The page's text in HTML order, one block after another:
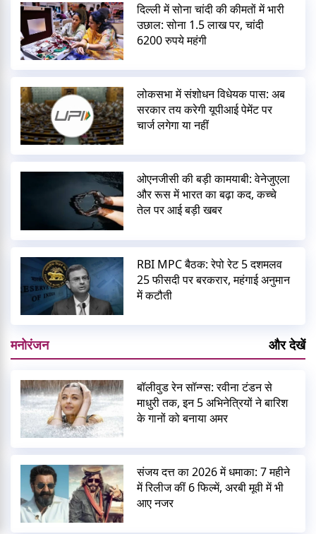
दिल्ली में सोना चांदी की कीमतों में भारी
उछाल: सोना 1.5 लाख पर, चांदी
6200 रुपये महंगी
लोकसभा में संशोधन विधेयक पास: अब
सरकार तय करेगी यूपीआई पेमेंट पर
चार्ज लगेगा या नहीं
ओएनजीसी की बड़ी कामयाबी: वेनेजुएला
और रूस में भारत का बढ़ा कद, कच्चे
तेल पर आई बड़ी खबर
RBI MPC बैठक: रेपो रेट 5 दशमलव
25 फीसदी पर बरकरार, महंगाई अनुमान
में कटौती
मनोरंजन और देखें
बॉलीवुड रेन सॉन्ग्स: रवीना टंडन से
माधुरी तक, इन 5 अभिनेत्रियों ने बारिश
के गानों को बनाया अमर
संजय दत्त का 2026 में धमाका: 7 महीने
में रिलीज कीं 6 फिल्में, अरबी मूवी में भी
आए नजर